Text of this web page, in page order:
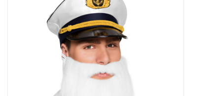
Kinderfeestjes